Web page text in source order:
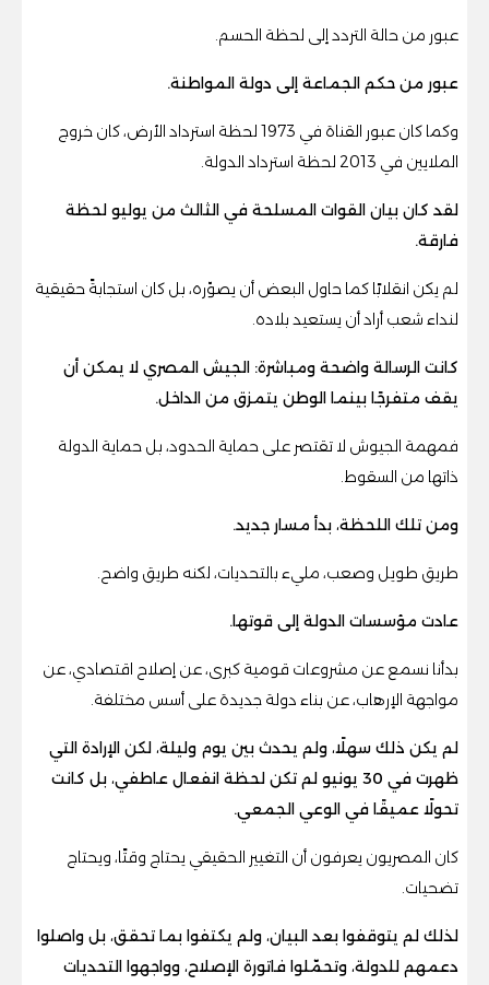
عبور من حالة التردد إلى لحظة الحسم.
عبور من حكم الجماعة إلى دولة المواطنة.
وكما كان عبور القناة في 1973 لحظة استرداد الأرض، كان خروج
الملايين في 2013 لحظة استرداد الدولة.
لقد كان بيان القوات المسلحة في الثالث من يوليو لحظة
فارقة.
لم يكن انقلابًا كما حاول البعض أن يصوّره، بل كان استجابةً حقيقية
لنداء شعب أراد أن يستعيد بلاده.
كانت الرسالة واضحة ومباشرة: الجيش المصري لا يمكن أن
يقف متفرجًا بينما الوطن يتمزق من الداخل.
فمهمة الجيوش لا تقتصر على حماية الحدود، بل حماية الدولة
ذاتها من السقوط.
ومن تلك اللحظة، بدأ مسار جديد.
طريق طويل وصعب، مليء بالتحديات، لكنه طريق واضح.
عادت مؤسسات الدولة إلى قوتها.
بدأنا نسمع عن مشروعات قومية كبرى، عن إصلاح اقتصادي، عن
مواجهة الإرهاب، عن بناء دولة جديدة على أسس مختلفة.
لم يكن ذلك سهلًا، ولم يحدث بين يوم وليلة، لكن الإرادة التي
ظهرت في 30 يونيو لم تكن لحظة انفعال عاطفي، بل كانت
تحولًا عميقًا في الوعي الجمعي.
كان المصريون يعرفون أن التغيير الحقيقي يحتاج وقتًا، ويحتاج
تضحيات.
لذلك لم يتوقفوا بعد البيان، ولم يكتفوا بما تحقق، بل واصلوا
دعمهم للدولة، وتحمّلوا فاتورة الإصلاح، وواجهوا التحديات